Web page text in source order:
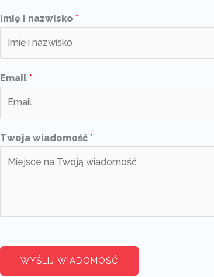
Imię i nazwisko *
Email *
Twoja wiadomość *
WYŚLIJ WIADOMOŚĆ